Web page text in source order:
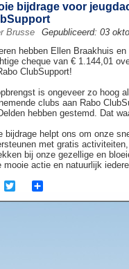
bijdrage voor
Brusse
Gepubliceerd: 03
hebben Ellen Braakhuis
cheque van € 1.144,01
ClubSupport!
is ongeveer zo hoog
clubs aan Rabo
hebben gestemd. Dat
bijdrage helpt ons om onze
met gratis
bij onze gezellige en
mooie actie en natuurlijk